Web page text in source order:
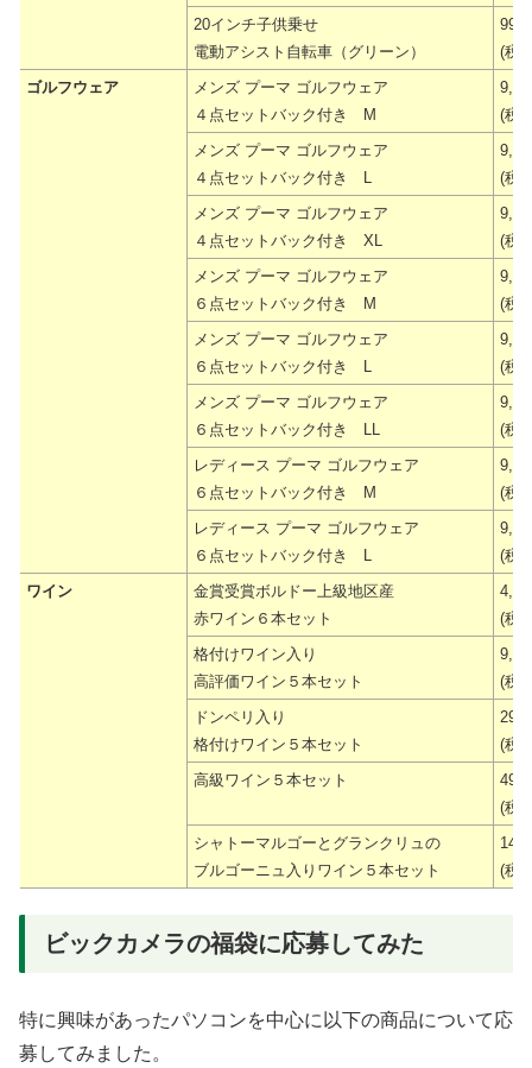
20インチ子供乗せ
電動アシスト自転車（グリーン）
(税
ゴルフウェア
メンズ プーマ ゴルフウェア
４点セットバック付き M
(税
メンズ プーマ ゴルフウェア
４点セットバック付き L
(税
メンズ プーマ ゴルフウェア
４点セットバック付き XL
(税
メンズ プーマ ゴルフウェア
６点セットバック付き M
(税
メンズ プーマ ゴルフウェア
６点セットバック付き L
(税
メンズ プーマ ゴルフウェア
６点セットバック付き LL
(税
レディース プーマ ゴルフウェア
６点セットバック付き M
(税
レディース プーマ ゴルフウェア
６点セットバック付き L
(税
ワイン
金賞受賞ボルドー上級地区産
赤ワイン６本セット
(税
格付けワイン入り
高評価ワイン５本セット
(税
ドンペリ入り
格付けワイン５本セット
(税
高級ワイン５本セット
(税
シャトーマルゴーとグランクリュの
ブルゴーニュ入りワイン５本セット
(税
ビックカメラの福袋に応募してみた
特に興味があったパソコンを中心に以下の商品について応
募してみました。